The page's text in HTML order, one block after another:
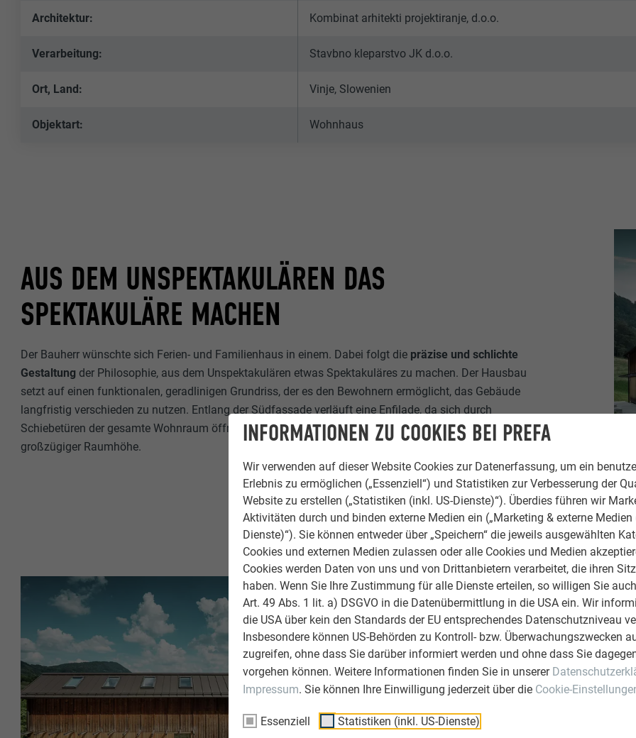
INFORMATIONEN ZU COOKIES BEI PREFA
Wir verwenden auf dieser Website Cookies zur Datenerfassung, um ein
Erlebnis zu ermöglichen („Essenziell“) und Statistiken zur Verbesserung der
Website zu erstellen („Statistiken (inkl. US-Dienste)“). Überdies führen wir
Aktivitäten durch und binden externe Medien ein („Marketing & externe Medien
Dienste)“). Sie können entweder über „Speichern“ die jeweils ausgewählten
Cookies und externen Medien zulassen oder alle Cookies und Medien
Cookies werden Daten von uns und von Drittanbietern verarbeitet, die ihren
haben. Wenn Sie Ihre Zustimmung für alle Dienste erteilen, so willigen Sie
Art. 49 Abs. 1 lit. a) DSGVO in die Datenübermittlung in die USA ein. Wir
die USA über kein den Standards der EU entsprechendes Datenschutzniveau
Insbesondere können US-Behörden zu Kontroll- bzw. Überwachungszwecken
zugreifen, ohne dass Sie darüber informiert werden und ohne dass Sie
vorgehen können. Weitere Informationen finden Sie in unserer
Impressum. Sie können Ihre Einwilligung jederzeit über die Cookie-
Essenziell Statistiken (inkl. US-Dienste)
Architektur: Kombinat arhitekti projektiranje, d.o.o.
Verarbeitung: Stavbno kleparstvo JK d.o.o.
Ort, Land: Vinje, Slowenien
Objektart: Wohnhaus
AUS DEM UNSPEKTAKULÄREN DAS
SPEKTAKULÄRE MACHEN
Der Bauherr wünschte sich Ferien- und Familienhaus in einem. Dabei folgt die präzise und schlichte
Gestaltung der Philosophie, aus dem Unspektakulären etwas Spektakuläres zu machen. Der Hausbau
setzt auf einen funktionalen, geradlinigen Grundriss, der es den Bewohnern ermöglicht, das Gebäude
langfristig verschieden zu nutzen. Entlang der Südfassade verläuft eine Enfilade, da sich durch
Schiebetüren der gesamte Wohnraum öffnen lässt, gleichzeitig überrascht der Wohn-Ess-Bereich mit
großzügiger Raumhöhe.
BEWUSST EINFACH
Der klare Fokus auf das Wesentliche zeigt
der Materialwahl. DieHolzfassade, die im
perfektem Einklang mit dem
verbinden sich harmonisch mit der